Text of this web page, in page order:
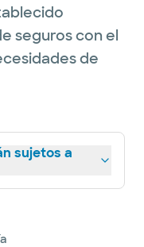
seguros con el
de
sujetos a